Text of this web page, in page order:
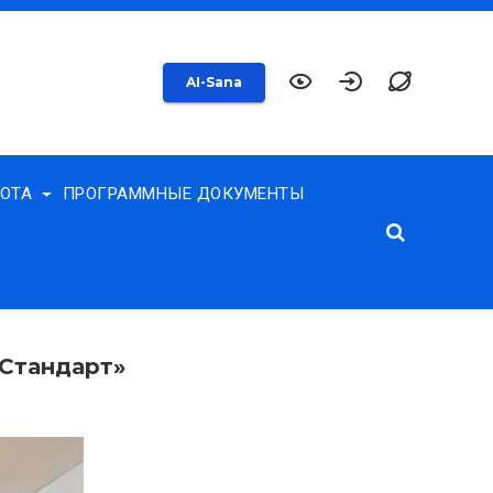
AI-Sana
ПРОГРАММНЫЕ ДОКУМЕНТЫ